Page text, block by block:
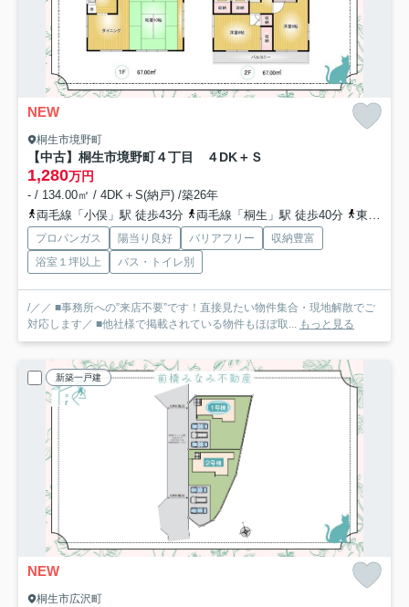
NEW
桐生市境野町
【中古】桐生市境野町４丁目 ４DK＋Ｓ
1,280万円
- / 134.00㎡ / 4DK＋S(納戸) /築26年
両毛線「小俣」駅 徒歩43分
両毛線「桐生」駅 徒歩40分 東武桐生線「新桐生」駅 徒歩44分
プロパンガス 陽当り良好 バリアフリー
収納豊富
浴室１坪以上
バス・トイレ別
/／／ ■事務所への”来店不要”です！直接見たい物件集合・現地解散でご
対応します／ ■他社様で掲載されている物件もほぼ取... もっと見る
新築一戸建
NEW
桐生市広沢町